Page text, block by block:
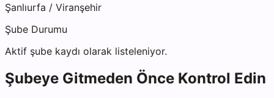
Şanlıurfa / Viranşehir
Şube Durumu
Aktif şube kaydı olarak listeleniyor.
Şubeye Gitmeden Önce Kontrol Edin